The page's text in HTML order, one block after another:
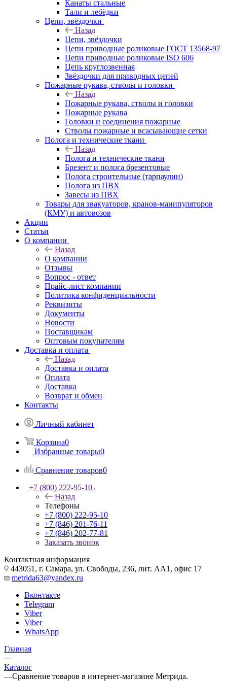
Канаты стальные
Тали и лебёдки
Цепи, звёздочки
Назад
Цепи, звёздочки
Цепи приводные роликовые ГОСТ 13568-97
Цепи приводные роликовые ISO 606
Цепь круглозвенная
Звёздочки для приводных цепей
Пожарные рукава, стволы и головки
Назад
Пожарные рукава, стволы и головки
Пожарные рукава
Головки и соединения пожарные
Стволы пожарные и всасывающие сетки
Полога и технические ткани
Назад
Полога и технические ткани
Брезент и полога брезентовые
Полога строительные (тарпаулин)
Полога из ПВХ
Завесы из ПВХ
Товары для эвакуаторов, кранов-манипуляторов
(КМУ) и автовозов
Акции
Статьи
О компании
Назад
О компании
Отзывы
Вопрос - ответ
Прайс-лист компании
Политика конфиденциальности
Реквизиты
Документы
Новости
Поставщикам
Оптовым покупателям
Доставка и оплата
Назад
Доставка и оплата
Оплата
Доставка
Возврат и обмен
Контакты
Личный кабинет
Корзина0
Избранные товары0
Сравнение товаров0
+7 (800) 222-95-10
Назад
Телефоны
+7 (800) 222-95-10
+7 (846) 201-76-11
+7 (846) 202-77-81
Заказать звонок
Контактная информация
443051, г. Самара, ул. Свободы, 236, лит. АА1, офис 17
metrida63@yandex.ru
Вконтакте
Telegram
Viber
Viber
WhatsApp
Главная
—
Каталог
—Сравнение товаров в интернет-магазине Метрида.